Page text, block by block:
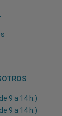
9 a 14 h.)
9 a 14 h.)